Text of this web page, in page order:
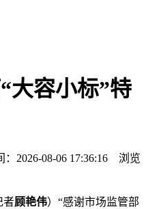
大容小标”特
2026-08-06 17:36:16 浏览
者顾艳伟）“感谢市场监管部